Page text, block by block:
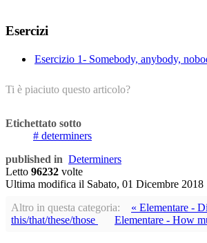
Esercizi
Esercizio 1- Somebody, anybody,
Ti è piaciuto questo articolo?
Etichettato sotto
determiners
published in Determiners
Letto 96232 volte
Ultima modifica il Sabato, 01 Dicembre 2018
Altro in questa categoria:
« Elementare -
this/that/these/those
Elementare - How